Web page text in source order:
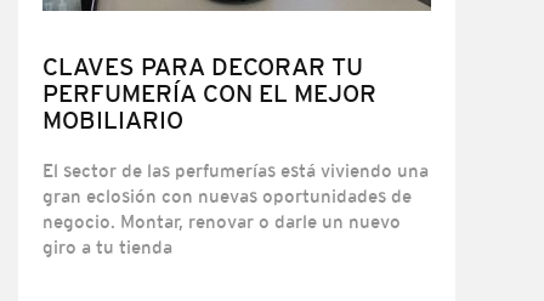
CLAVES PARA DECORAR TU
PERFUMERÍA CON EL MEJOR
MOBILIARIO
El sector de las perfumerías está viviendo una
gran eclosión con nuevas oportunidades de
negocio. Montar, renovar o darle un nuevo
giro a tu tienda